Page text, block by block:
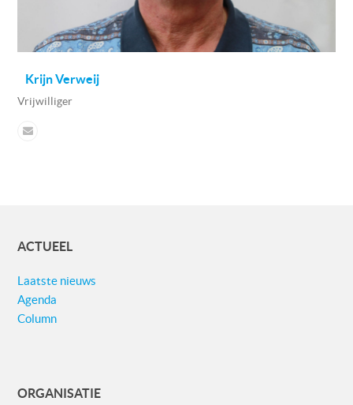
Krijn Verweij
Vrijwilliger
ACTUEEL
Laatste nieuws
Agenda
Column
ORGANISATIE